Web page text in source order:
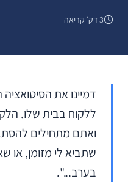
3 דק׳ קריאה
דמיינו את
ללקוח בבית שלו.
ואתם מתחילים
שתביא לי מזומן, או
בערב...".